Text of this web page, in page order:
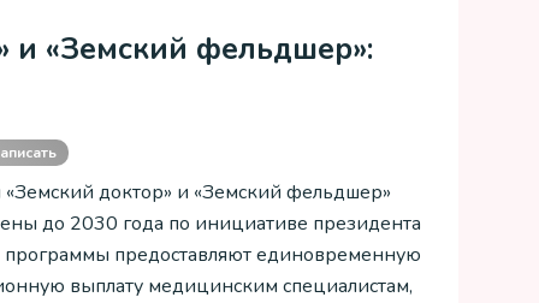
и «Земский фельдшер»:
доктор» и «Земский фельдшер»
до 2030 года по инициативе президента
программы предоставляют единовременную
выплату медицинским специалистам,